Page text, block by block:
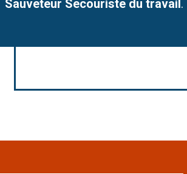
Sauveteur Secouriste du travail.